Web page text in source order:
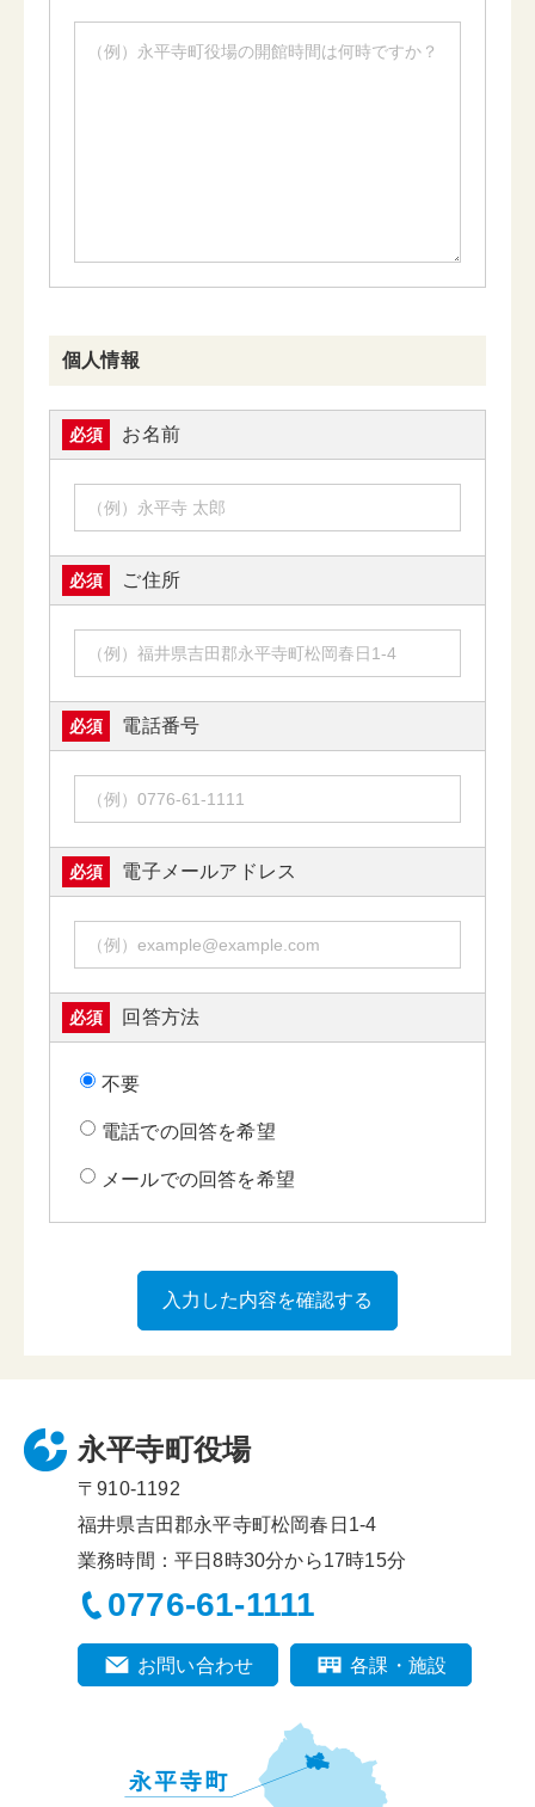
個人情報
必須 お名前
必須 ご住所
必須 電話番号
必須 電子メールアドレス
必須 回答方法
不要
電話での回答を希望
メールでの回答を希望
永平寺町役場
〒910-1192
福井県吉田郡永平寺町松岡春日1-4
業務時間：平日8時30分から17時15分
0776-61-1111
お問い合わせ 各課・施設